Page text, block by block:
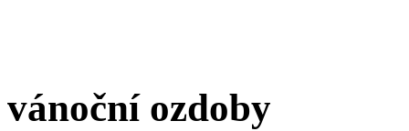
vánoční ozdoby